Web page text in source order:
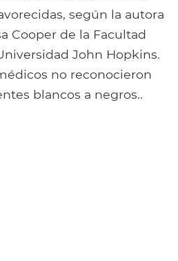
según la autora
Cooper de la Facultad
John Hopkins.
no reconocieron
blancos a negros..